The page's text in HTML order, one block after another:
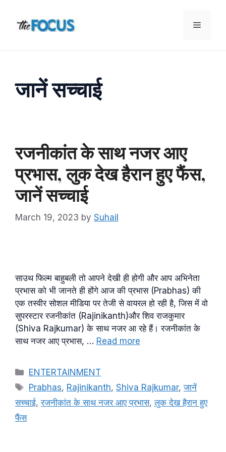
content
Menu
जानें सच्चाई
रजनीकांत के साथ नजर आए
प्रभास, लुक देख हैरान हुए फैंस,
जानें सच्चाई
March 19, 2023 by Suhail
साउथ फिल्म बाहुबली तो आपने देखी ही होगी और आप अभिनेता
प्रभास को भी जानते ही होंगे आज की प्रभास (Prabhas) की
एक तस्वीर सोशल मीडिया पर तेजी से वायरल हो रही है, जिस में वो
सुपरस्टार रजनीकांत (Rajinikanth)और शिव राजकुमार
(Shiva Rajkumar) के साथ नजर आ रहे हैं। रजनीकांत के
साथ नजर आए प्रभास, … Read more
Categories
ENTERTAINMENT
Tags
Prabhas, Rajinikanth,Shiva Rajkumar,जानें
सच्चाई,रजनीकांत के साथ नजर आए प्रभास,लुक देख हैरान हुए
फैंस